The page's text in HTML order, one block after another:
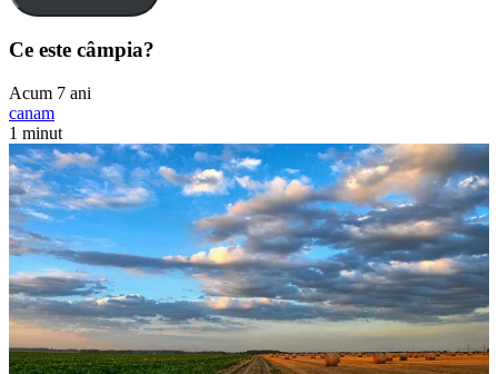
Ce este câmpia?
Acum 7 ani
canam
1 minut